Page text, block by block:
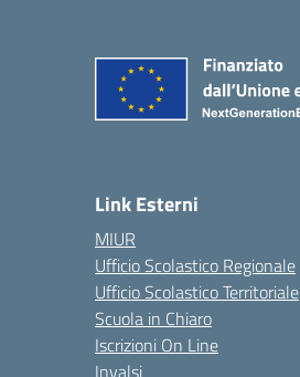
Link Esterni
MIUR
Ufficio Scolastico Regionale
Ufficio Scolastico Territoriale
Scuola in Chiaro
Iscrizioni On Line
Invalsi